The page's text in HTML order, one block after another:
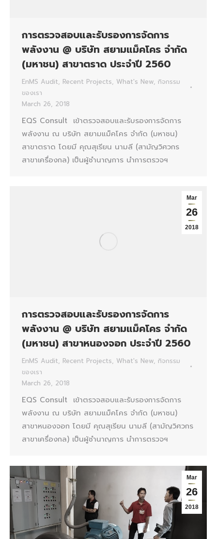
การตรวจสอบและรับรองการจัดการ
พลังงาน @ บริษัท สยามแม็คโคร จำกัด
(มหาชน) สาขาตราด ประจำปี 2560
EnMS Audit, Recent Projects, What's New, กิจกรรม
ของเรา
March 26, 2018
EQS Consult เข้าตรวจสอบและรับรองการจัดการ
พลังงาน ณ บริษัท สยามแม็คโคร จำกัด (มหาชน)
สาขาตราด โดยมี คุณสุเรียน นามลี (สามัญวิศวกร
สาขาเครื่องกล) เป็นผู้ชำนาญการ นำการตรวจฯ
Mar
26
2018
การตรวจสอบและรับรองการจัดการ
พลังงาน @ บริษัท สยามแม็คโคร จำกัด
(มหาชน) สาขาหนองจอก ประจำปี 2560
EnMS Audit, Recent Projects, What's New, กิจกรรม
ของเรา
March 26, 2018
EQS Consult เข้าตรวจสอบและรับรองการจัดการ
พลังงาน ณ บริษัท สยามแม็คโคร จำกัด (มหาชน)
สาขาหนองจอก โดยมี คุณสุเรียน นามลี (สามัญวิศวกร
สาขาเครื่องกล) เป็นผู้ชำนาญการ นำการตรวจฯ
Mar
26
2018